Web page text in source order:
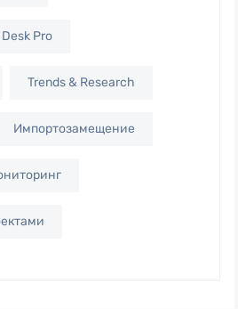
Pro
Trends & Research
Импортозамещение